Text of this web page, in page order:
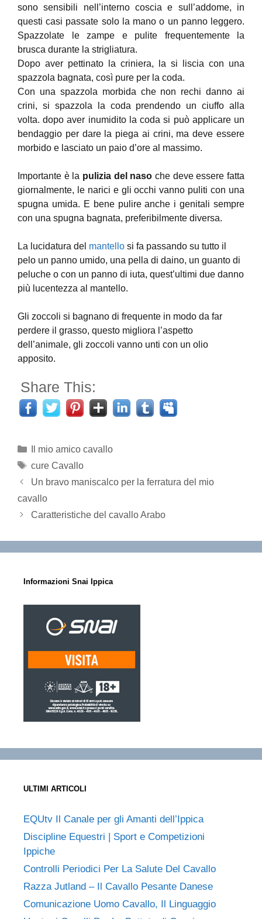
sono sensibili nell’interno coscia e sull’addome, in
questi casi passate solo la mano o un panno leggero.
Spazzolate le zampe e pulite frequentemente la
brusca durante la strigliatura.
Dopo aver pettinato la criniera, la si liscia con una
spazzola bagnata, così pure per la coda.
Con una spazzola morbida che non rechi danno ai
crini, si spazzola la coda prendendo un ciuffo alla
volta. dopo aver inumidito la coda si può applicare un
bendaggio per dare la piega ai crini, ma deve essere
morbido e lasciato un paio d’ore al massimo.
Importante è la pulizia del naso che deve essere fatta
giornalmente, le narici e gli occhi vanno puliti con una
spugna umida. E bene pulire anche i genitali sempre
con una spugna bagnata, preferibilmente diversa.
La lucidatura del mantello si fa passando su tutto il
pelo un panno umido, una pella di daino, un guanto di
peluche o con un panno di iuta, quest’ultimi due danno
più lucentezza al mantello.
Gli zoccoli si bagnano di frequente in modo da far
perdere il grasso, questo migliora l’aspetto
dell’animale, gli zoccoli vanno unti con un olio
apposito.
Share This:
Categorie
Il mio amico cavallo
Tag
cure Cavallo
Un bravo maniscalco per la ferratura del mio
cavallo
Caratteristiche del cavallo Arabo
Informazioni Snai Ippica
ULTIMI ARTICOLI
EQUtv Il Canale per gli Amanti dell’Ippica
Discipline Equestri | Sport e Competizioni
Ippiche
Controlli Periodici Per La Salute Del Cavallo
Razza Jutland – Il Cavallo Pesante Danese
Comunicazione Uomo Cavallo, Il Linguaggio